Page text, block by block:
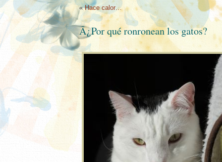
«Hace calor…
Â¿Por qué ronronean los gatos?